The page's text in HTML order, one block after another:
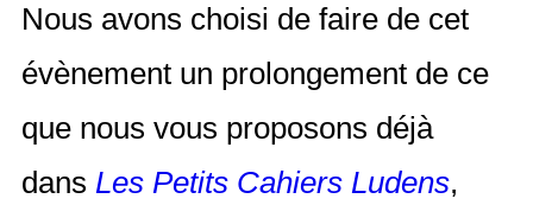
Nous avons choisi de faire de cet
évènement un prolongement de ce
que nous vous proposons déjà
dans Les Petits Cahiers Ludens,